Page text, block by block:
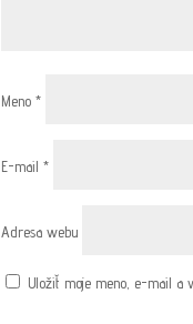
Meno*
E-mail*
Adresa webu
Uložiť moje meno, e-mail a